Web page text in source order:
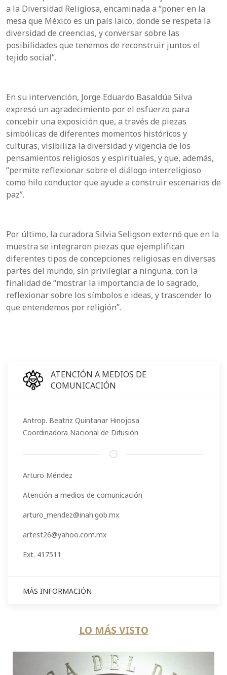
a la Diversidad Religiosa, encaminada a “poner en la
mesa que México es un país laico, donde se respeta la
diversidad de creencias, y conversar sobre las
posibilidades que tenemos de reconstruir juntos el
tejido social”.
En su intervención, Jorge Eduardo Basaldúa Silva
expresó un agradecimiento por el esfuerzo para
concebir una exposición que, a través de piezas
simbólicas de diferentes momentos históricos y
culturas, visibiliza la diversidad y vigencia de los
pensamientos religiosos y espirituales, y que, además,
“permite reflexionar sobre el diálogo interreligioso
como hilo conductor que ayude a construir escenarios de
paz”.
Por último, la curadora Silvia Seligson externó que en la
muestra se integraron piezas que ejemplifican
diferentes tipos de concepciones religiosas en diversas
partes del mundo, sin privilegiar a ninguna, con la
finalidad de “mostrar la importancia de lo sagrado,
reflexionar sobre los símbolos e ideas, y trascender lo
que entendemos por religión”.
ATENCIÓN A MEDIOS DE
COMUNICACIÓN
Antrop. Beatriz Quintanar Hinojosa
Coordinadora Nacional de Difusión
Arturo Méndez
Atención a medios de comunicación
arturo_mendez@inah.gob.mx
artest26@yahoo.com.mx
Ext. 417511
MÁS INFORMACIÓN
LO MÁS VISTO